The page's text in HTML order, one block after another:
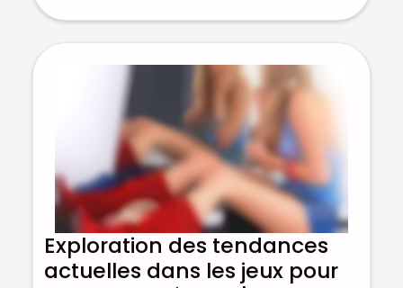
Exploration des tendances
actuelles dans les jeux pour